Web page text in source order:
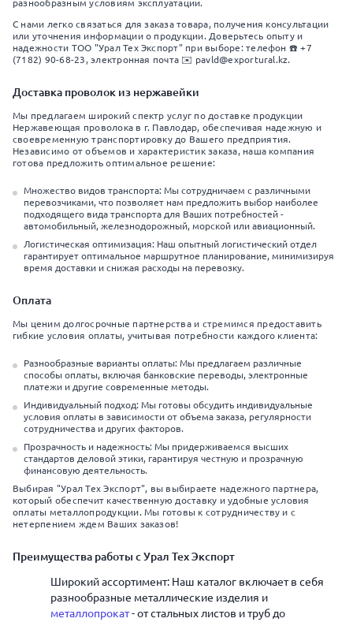
разнообразным условиям эксплуатации.
С нами легко связаться для заказа товара, получения консультации
или уточнения информации о продукции. Доверьтесь опыту и
надежности ТОО "Урал Тех Экспорт" при выборе: телефон ☎️ +7
(7182) 90-68-23, электронная почта ✉️ pavld@exportural.kz.
Доставка проволок из нержавейки
Мы предлагаем широкий спектр услуг по доставке продукции
Нержавеющая проволока в г. Павлодар, обеспечивая надежную и
своевременную транспортировку до Вашего предприятия.
Независимо от объемов и характеристик заказа, наша компания
готова предложить оптимальное решение:
Множество видов транспорта: Мы сотрудничаем с различными
перевозчиками, что позволяет нам предложить выбор наиболее
подходящего вида транспорта для Ваших потребностей -
автомобильный, железнодорожный, морской или авиационный.
Логистическая оптимизация: Наш опытный логистический отдел
гарантирует оптимальное маршрутное планирование, минимизируя
время доставки и снижая расходы на перевозку.
Оплата
Мы ценим долгосрочные партнерства и стремимся предоставить
гибкие условия оплаты, учитывая потребности каждого клиента:
Разнообразные варианты оплаты: Мы предлагаем различные
способы оплаты, включая банковские переводы, электронные
платежи и другие современные методы.
Индивидуальный подход: Мы готовы обсудить индивидуальные
условия оплаты в зависимости от объема заказа, регулярности
сотрудничества и других факторов.
Прозрачность и надежность: Мы придерживаемся высших
стандартов деловой этики, гарантируя честную и прозрачную
финансовую деятельность.
Выбирая "Урал Тех Экспорт", вы выбираете надежного партнера,
который обеспечит качественную доставку и удобные условия
оплаты металлопродукции. Мы готовы к сотрудничеству и с
нетерпением ждем Ваших заказов!
Преимущества работы с Урал Тех Экспорт
Широкий ассортимент: Наш каталог включает в себя
разнообразные металлические изделия и
металлопрокат- от стальных листов и труб до